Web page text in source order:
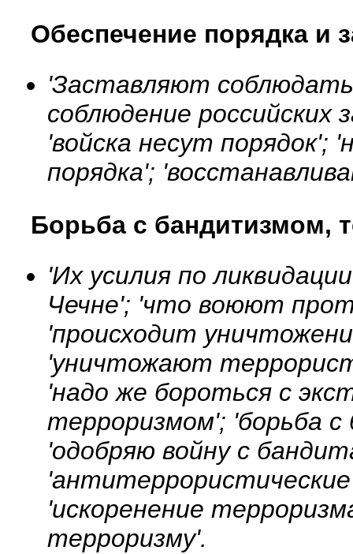
Обеспечение порядка и
'Заставляют
соблюдение российских
'войска несут порядок';
порядка';
Борьба с бандитизмом,
'Их усилия по
Чечне'; 'что воюют
'происходит
'уничтожают
'надо же бороться с
терроризмом'; 'борьба
'одобряю войну с
'искоренение
терроризму'.